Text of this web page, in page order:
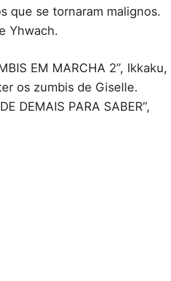
que se tornaram malignos.
Yhwach.
EM MARCHA 2”, Ikkaku,
os zumbis de Giselle.
DEMAIS PARA SABER”,